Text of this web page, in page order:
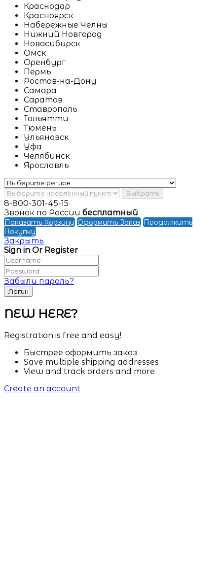
Краснодар
Красноярск
Набережные Челны
Нижний Новгород
Новосибирск
Омск
Оренбург
Пермь
Ростов-на-Дону
Самара
Саратов
Ставрополь
Тольятти
Тюмень
Ульяновск
Уфа
Челябинск
Ярославль
Выбрать
8-800-301-45-15
Звонок по России бесплатный
Показать Корзину Оформить Заказ Продолжить
Покупку
Закрыть
Sign in Or Register
Забыли пароль?
NEW HERE?
Registration is free and easy!
Быстрее оформить заказ
Save multiple shipping addresses
View and track orders and more
Create an account